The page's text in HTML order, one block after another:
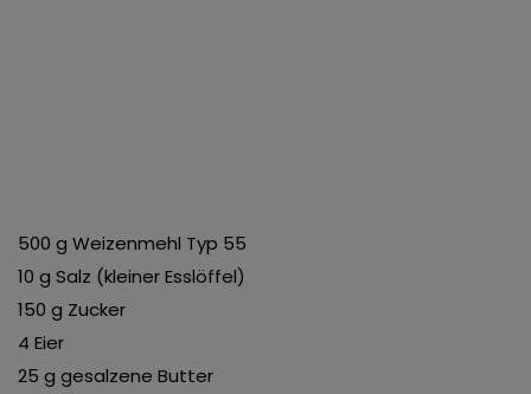
500 g Weizenmehl Typ 55
10 g Salz (kleiner Esslöffel)
150 g Zucker
4 Eier
25 g gesalzene Butter